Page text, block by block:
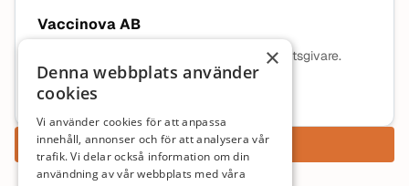
Vaccinova AB
Ingen beskrivning tillgänglig för denna arbetsgivare.
Mer information om arbetsgivaren
Ansök nu
×
Denna webbplats använder
cookies
Vi använder cookies för att anpassa
innehåll, annonser och för att analysera vår
trafik. Vi delar också information om din
användning av vår webbplats med våra